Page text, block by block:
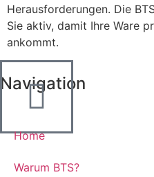
Herausforderungen. Die
Sie aktiv, damit Ihre Ware
ankommt.
Navigation
Home
Warum BTS?